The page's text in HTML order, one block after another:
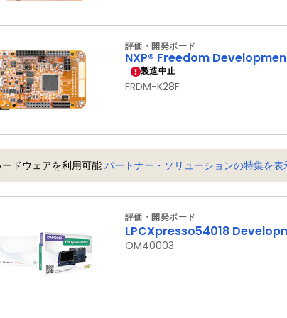
評価・開発ボード
NXP® Freedom
製造中止
FRDM-K28F
ドウェアを利用可能 パートナー・ソリューションの特集を表
評価・開発ボード
LPCXpresso54018
OM40003